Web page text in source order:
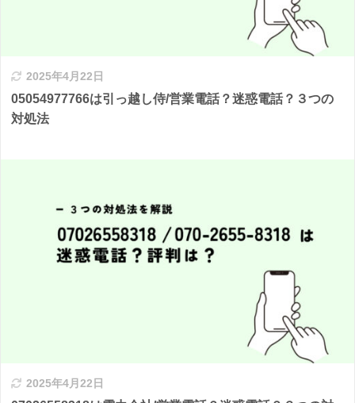
2025年4月22日
05054977766は引っ越し侍/営業電話？迷惑電話？３つの
対処法
2025年4月22日